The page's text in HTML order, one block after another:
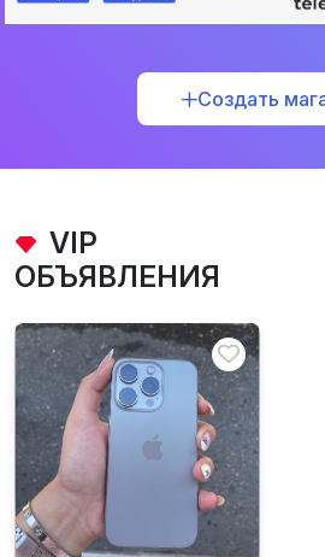
Создать
VIP
ОБЪЯВЛЕНИЯ